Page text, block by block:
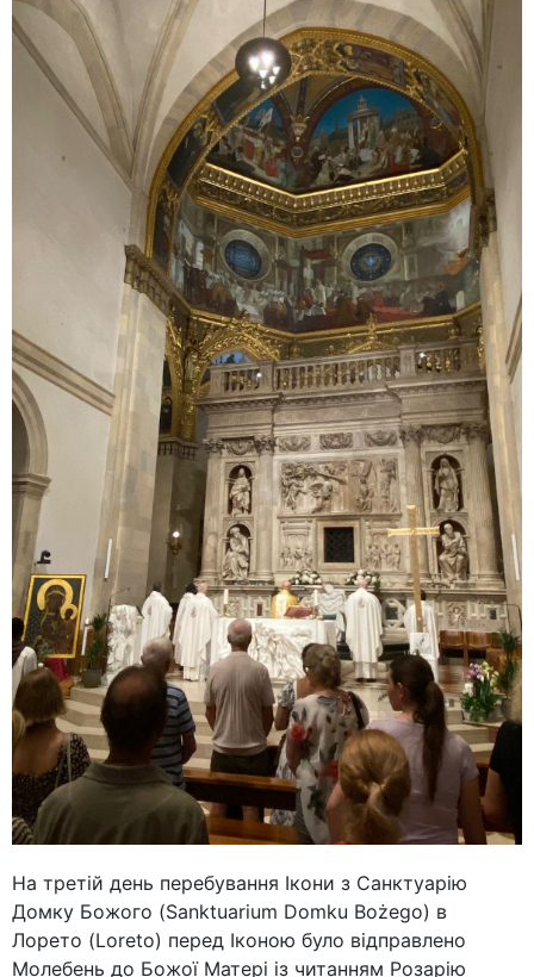
На третій день перебування Ікони з Санктуарію
Домку Божого (Sanktuarium Domku Bożego) в
Лорето (Loreto) перед Іконою було відправлено
Молебень до Божої Матері із читанням Розарію